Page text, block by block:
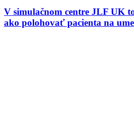
V simulačnom centre JLF UK
ako polohovať pacienta na